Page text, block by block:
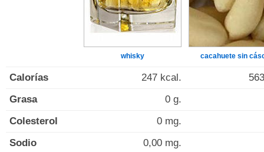
whisky cacahuete sin
Calorías 247 kcal.
Grasa
0 g.
Colesterol
0 mg.
Sodio
0,00 mg.